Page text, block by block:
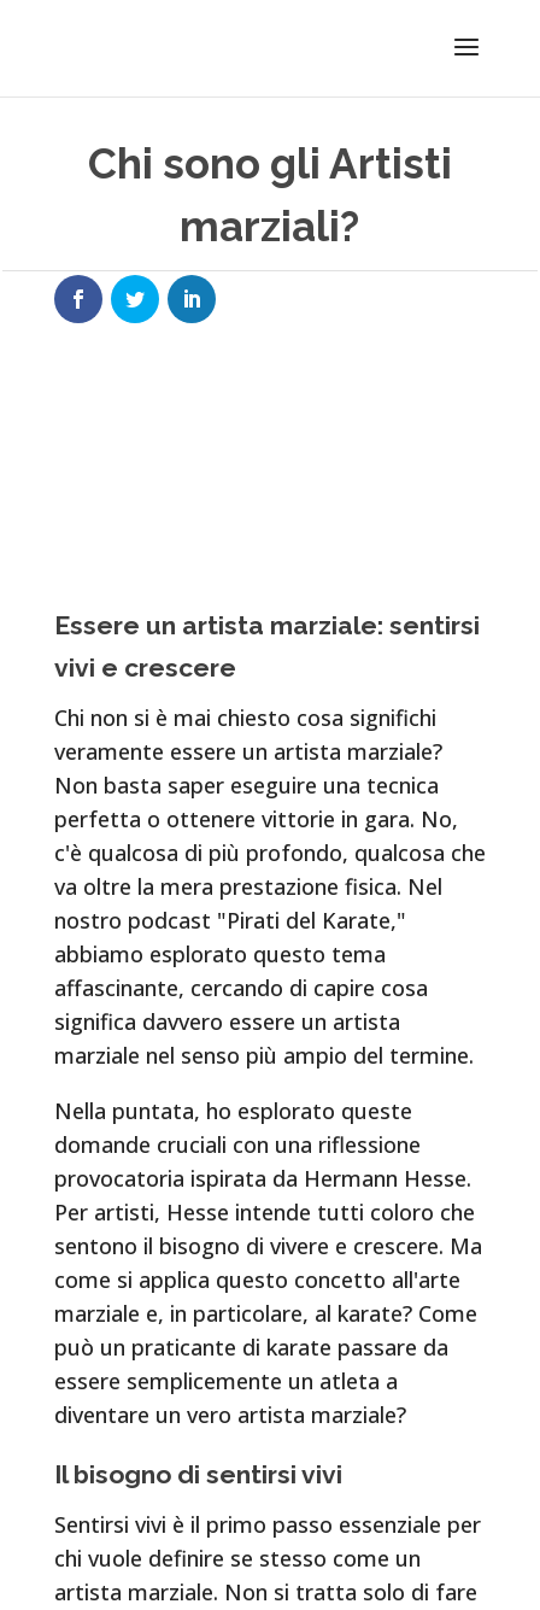
Chi sono gli Artisti
marziali?
Essere un artista marziale: sentirsi
vivi e crescere
Chi non si è mai chiesto cosa significhi
veramente essere un artista marziale?
Non basta saper eseguire una tecnica
perfetta o ottenere vittorie in gara. No,
c'è qualcosa di più profondo, qualcosa che
va oltre la mera prestazione fisica. Nel
nostro podcast "Pirati del Karate,"
abbiamo esplorato questo tema
affascinante, cercando di capire cosa
significa davvero essere un artista
marziale nel senso più ampio del termine.
Nella puntata, ho esplorato queste
domande cruciali con una riflessione
provocatoria ispirata da Hermann Hesse.
Per artisti, Hesse intende tutti coloro che
sentono il bisogno di vivere e crescere. Ma
come si applica questo concetto all'arte
marziale e, in particolare, al karate? Come
può un praticante di karate passare da
essere semplicemente un atleta a
diventare un vero artista marziale?
Il bisogno di sentirsi vivi
Sentirsi vivi è il primo passo essenziale per
chi vuole definire se stesso come un
artista marziale. Non si tratta solo di fare